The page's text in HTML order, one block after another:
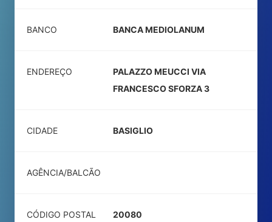
BANCO BANCA MEDIOLANUM
ENDEREÇO
PALAZZO MEUCCI VIA
FRANCESCO SFORZA 3
CIDADE BASIGLIO
AGÊNCIA/BALCÃO
CÓDIGO POSTAL 20080